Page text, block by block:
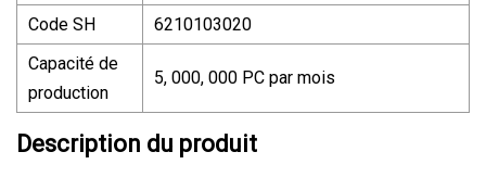
Code SH
6210103020
Capacité de
production
5, 000, 000 PC par mois
Description du produit